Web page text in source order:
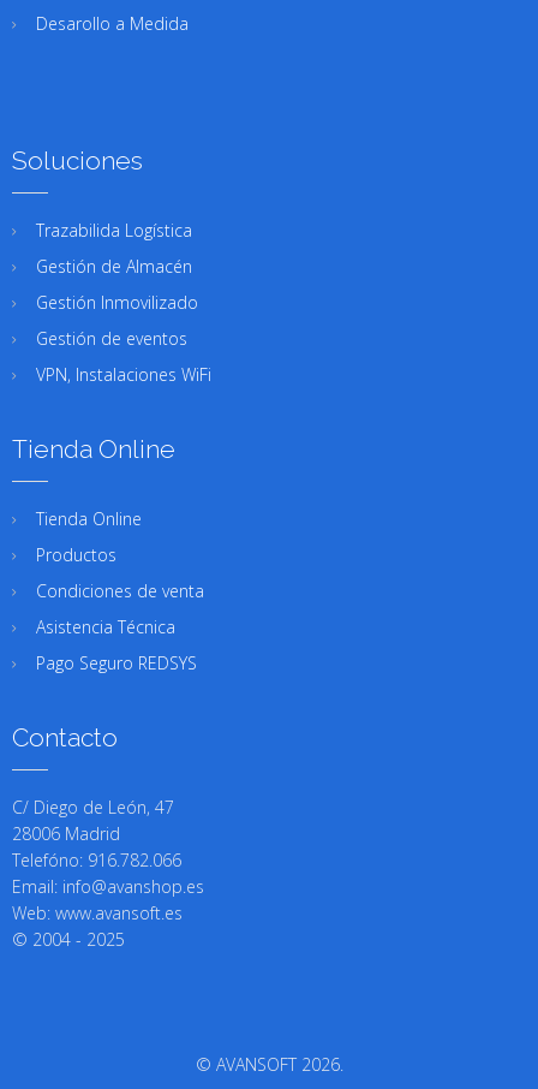
Desarollo a Medida
Soluciones
Trazabilida Logística
Gestión de Almacén
Gestión Inmovilizado
Gestión de eventos
VPN, Instalaciones WiFi
Tienda Online
Tienda Online
Productos
Condiciones de venta
Asistencia Técnica
Pago Seguro REDSYS
Contacto
C/ Diego de León, 47
28006 Madrid
Telefóno: 916.782.066
Email: info@avanshop.es
Web: www.avansoft.es
© 2004 - 2025
© AVANSOFT 2026.